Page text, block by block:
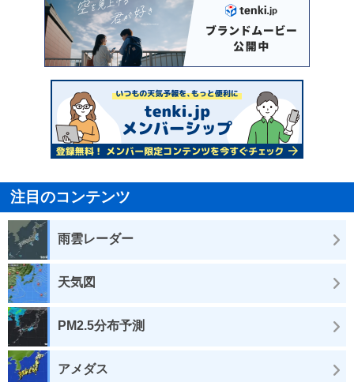
注目のコンテンツ
雨雲レーダー
天気図
PM2.5分布予測
アメダス